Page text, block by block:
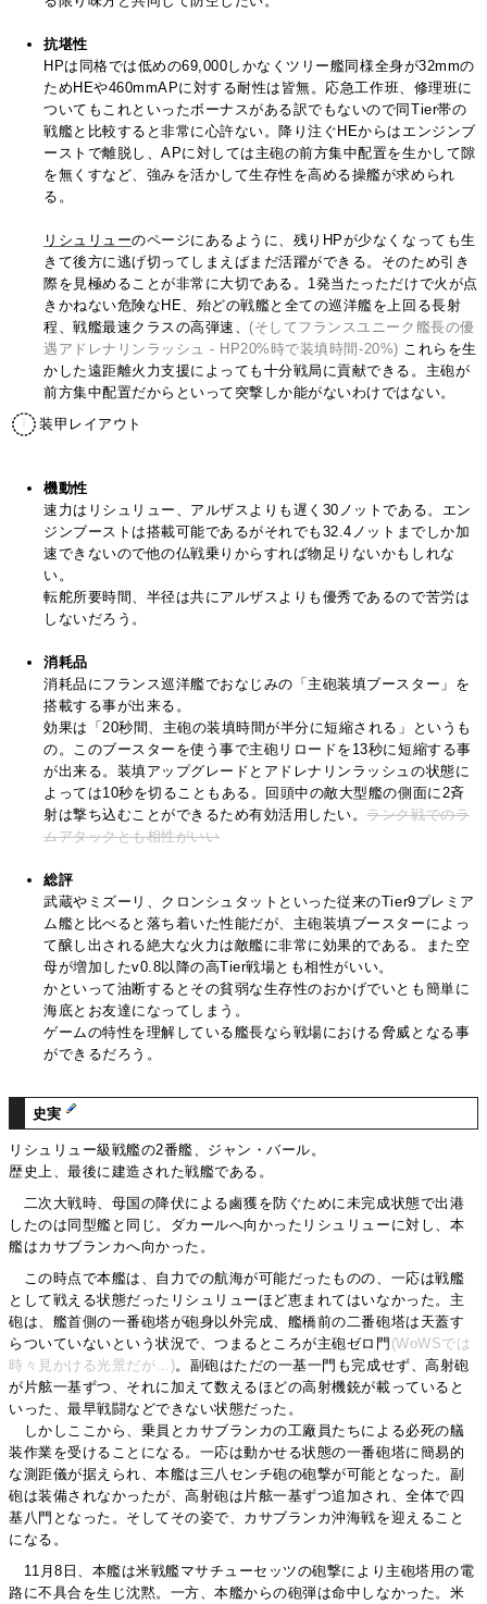
抗堪性
HPは同格では低めの69,000しかなくツリー艦同様全身が32mmの
ためHEや460mmAPに対する耐性は皆無。応急工作班、修理班に
ついてもこれといったボーナスがある訳でもないので同Tier帯の
戦艦と比較すると非常に心許ない。降り注ぐHEからはエンジンブ
ーストで離脱し、APに対しては主砲の前方集中配置を生かして隙
を無くすなど、強みを活かして生存性を高める操艦が求められ
る。
リシュリューのページにあるように、残りHPが少なくなっても生
きて後方に逃げ切ってしまえばまだ活躍ができる。そのため引き
際を見極めることが非常に大切である。1発当たっただけで火が点
きかねない危険なHE、殆どの戦艦と全ての巡洋艦を上回る長射
程、戦艦最速クラスの高弾速、 (そしてフランスユニーク艦長の優
遇アドレナリンラッシュ - HP20%時で装填時間-20%) これらを生
かした遠距離火力支援によっても十分戦局に貢献できる。主砲が
前方集中配置だからといって突撃しか能がないわけではない。
装甲レイアウト
機動性
速力はリシュリュー、アルザスよりも遅く30ノットである。エン
ジンブーストは搭載可能であるがそれでも32.4ノットまでしか加
速できないので他の仏戦乗りからすれば物足りないかもしれな
い。
転舵所要時間、半径は共にアルザスよりも優秀であるので苦労は
しないだろう。
消耗品
消耗品にフランス巡洋艦でおなじみの「主砲装填ブースター」を
搭載する事が出来る。
効果は「20秒間、主砲の装填時間が半分に短縮される」というも
の。このブースターを使う事で主砲リロードを13秒に短縮する事
が出来る。装填アップグレードとアドレナリンラッシュの状態に
よっては10秒を切ることもある。回頭中の敵大型艦の側面に2斉
射は撃ち込むことができるため有効活用したい。ランク戦でのラ
ムアタックとも相性がいい
総評
武蔵やミズーリ、クロンシュタットといった従来のTier9プレミア
ム艦と比べると落ち着いた性能だが、主砲装填ブースターによっ
て醸し出される絶大な火力は敵艦に非常に効果的である。また空
母が増加したv0.8以降の高Tier戦場とも相性がいい。
かといって油断するとその貧弱な生存性のおかげでいとも簡単に
海底とお友達になってしまう。
ゲームの特性を理解している艦長なら戦場における脅威となる事
ができるだろう。
史実
リシュリュー級戦艦の2番艦、ジャン・バール。
歴史上、最後に建造された戦艦である。
二次大戦時、母国の降伏による鹵獲を防ぐために未完成状態で出港
したのは同型艦と同じ。ダカールへ向かったリシュリューに対し、本
艦はカサブランカへ向かった。
この時点で本艦は、自力での航海が可能だったものの、一応は戦艦
として戦える状態だったリシュリューほど恵まれてはいなかった。主
砲は、艦首側の一番砲塔が砲身以外完成、艦橋前の二番砲塔は天蓋す
らついていないという状況で、つまるところが主砲ゼロ門 (WoWSでは
時々見かける光景だが…)。副砲はただの一基一門も完成せず、高射砲
が片舷一基ずつ、それに加えて数えるほどの高射機銃が載っていると
いった、最早戦闘などできない状態だった。
しかしここから、乗員とカサブランカの工廠員たちによる必死の艤
装作業を受けることになる。一応は動かせる状態の一番砲塔に簡易的
な測距儀が据えられ、本艦は三八センチ砲の砲撃が可能となった。副
砲は装備されなかったが、高射砲は片舷一基ずつ追加され、全体で四
基八門となった。そしてその姿で、カサブランカ沖海戦を迎えること
になる。
11月8日、本艦は米戦艦マサチューセッツの砲撃により主砲塔用の電
路に不具合を生じ沈黙。一方、本艦からの砲弾は命中しなかった。米